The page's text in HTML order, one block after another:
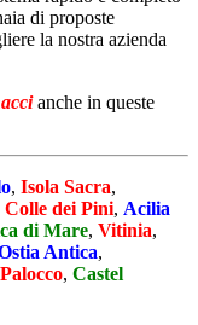
di proposte
la nostra azienda
anche in queste
, Isola Sacra,
Colle dei Pini, Acilia
di Mare, Vitinia,
Antica,
, Castel